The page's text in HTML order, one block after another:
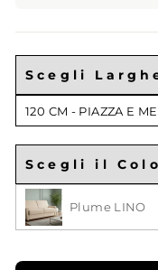
Scegli
Larghezza
120 CM - PIAZZA E
Scegli il
Scegli il Colore
Plume LINO